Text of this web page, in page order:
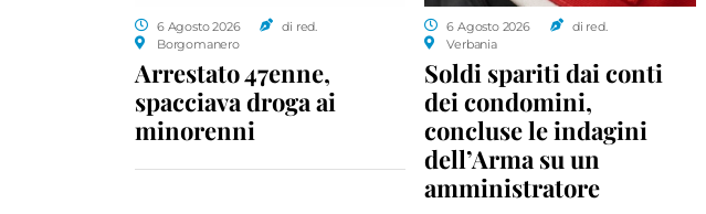
6 Agosto 2026
di red.
Borgomanero
Arrestato 47enne,
spacciava droga ai
minorenni
6 Agosto 2026
di red.
Verbania
Soldi spariti dai conti
dei condomini,
concluse le indagini
dell’Arma su un
amministratore